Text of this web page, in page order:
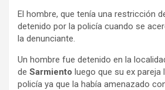
El hombre, que tenía una restricción
detenido por la policía cuando se
la denunciante.
Un hombre fue detenido en la
de Sarmiento luego que su ex pareja
policía ya que la había amenazado